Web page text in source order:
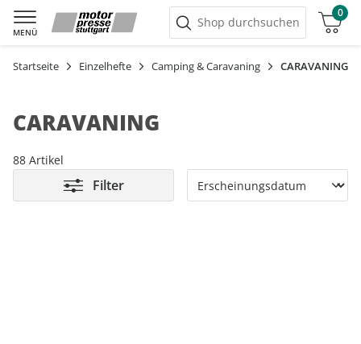
MENÜ
Shop durchsuchen
0
Warenkorb
Startseite Einzelhefte Camping & Caravaning CARAVANING
CARAVANING
88 Artikel
Filter